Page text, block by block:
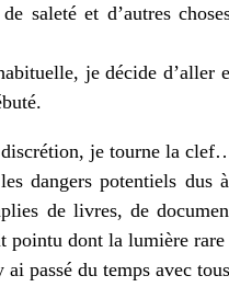
saleté et d’autres
je décide
je tourne la
dangers potentiels
de livres, de
pointu dont la lumière
ai passé du temps avec